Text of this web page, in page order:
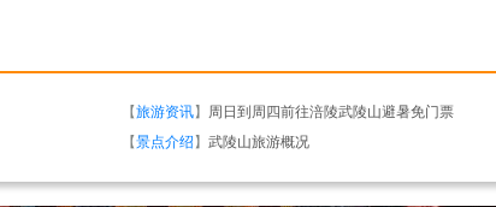
【旅游资讯】 周日到周四前往涪陵武陵山避暑免门票
【景点介绍 】 武陵山旅游概况